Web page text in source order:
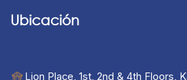
Ubicación
Lion Place, 1st, 2nd & 4th Floors,